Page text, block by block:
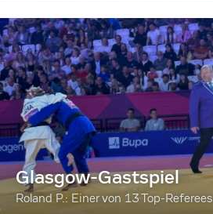
Glasgow-Gastspiel
Roland P.: Einer von 13 Top-Referees